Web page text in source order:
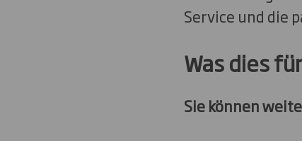
Service und die
Was dies
Sie können